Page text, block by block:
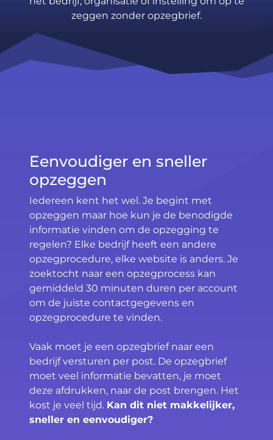
zeggen zonder opzegbrief.
Eenvoudiger en sneller
opzeggen
Iedereen kent het wel. Je begint met
opzeggen maar hoe kun je de benodigde
informatie vinden om de opzegging te
regelen? Elke bedrijf heeft een andere
opzegprocedure, elke website is anders. Je
zoektocht naar een opzegprocess kan
gemiddeld 30 minuten duren per account
om de juiste contactgegevens en
opzegprocedure te vinden.
Vaak moet je een opzegbrief naar een
bedrijf versturen per post. De opzegbrief
moet veel informatie bevatten, je moet
deze afdrukken, naar de post brengen. Het
kost je veel tijd. Kan dit niet makkelijker,
sneller en eenvoudiger?